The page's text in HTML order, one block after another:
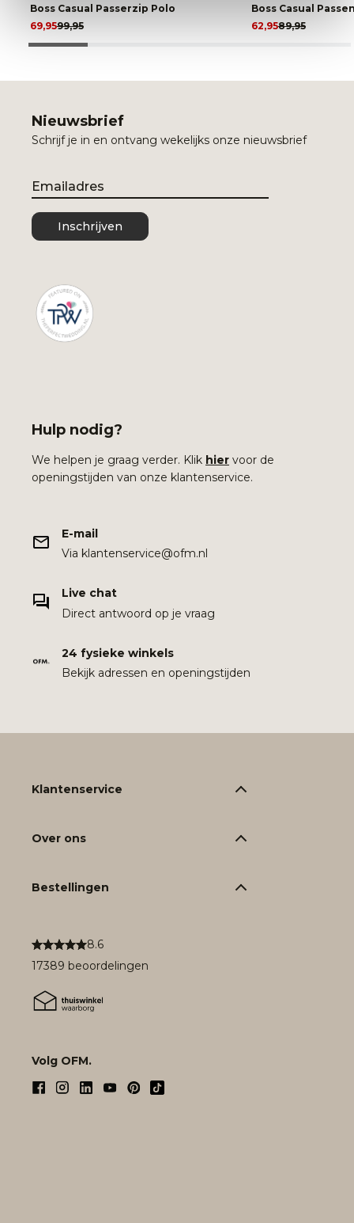
Boss Casual Passerzip Polo
99,95
69,95
Boss Casual
89,95
62,95
Nieuwsbrief
Schrijf je in en ontvang wekelijks onze nieuwsbrief
Email
Inschrijven
Hulp nodig?
We helpen je graag verder. Klik hier voor de
openingstijden van onze klantenservice.
E-mail
Via klantenservice@ofm.nl
Live chat
Direct antwoord op je vraag
24 fysieke winkels
Bekijk adressen en openingstijden
8.6
17389 beoordelingen
Volg OFM.
Klantenservice
Over ons
Bestellingen